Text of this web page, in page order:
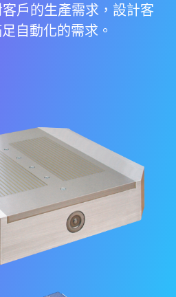
戶的生產需求，設計客
自動化的需求。